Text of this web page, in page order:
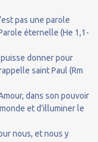
pas une parole
éternelle (He 1,1-
puisse donner pour
saint Paul (Rm
dans son pouvoir
et d’illuminer le
nous, et nous y